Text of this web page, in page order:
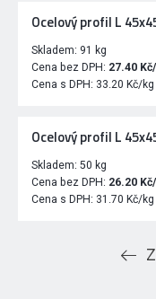
Ocelový profil L
Skladem: 91 kg
Cena bez DPH: 27.40
Cena s DPH: 33.20 Kč/kg
Ocelový profil L
Skladem: 50 kg
Cena bez DPH: 26.20
Cena s DPH: 31.70 Kč/kg